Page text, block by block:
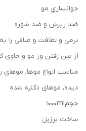
جوانسازي مو
ضد ريزش و ضد شوره
نرمی و لطافت و صافی را
از بین رفتن وز مو و حاوی
مناسب انواع موها,
دیده, موهای دکلره شده
حجم۱۰۰۰ml
ساخت برزیل